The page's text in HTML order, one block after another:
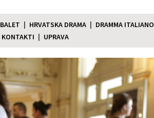
BALET HRVATSKA DRAMA
DRAMMA ITALIANO
KONTAKTI UPRAVA